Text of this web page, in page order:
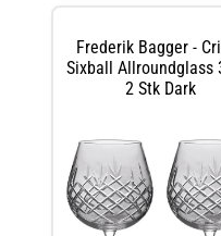
Frederik Bagger -
Sixball Allroundglass
2 Stk Dark